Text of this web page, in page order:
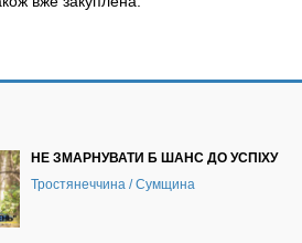
НЕ ЗМАРНУВАТИ Б ШАНС ДО УСПІХУ
Тростянеччина / Сумщина